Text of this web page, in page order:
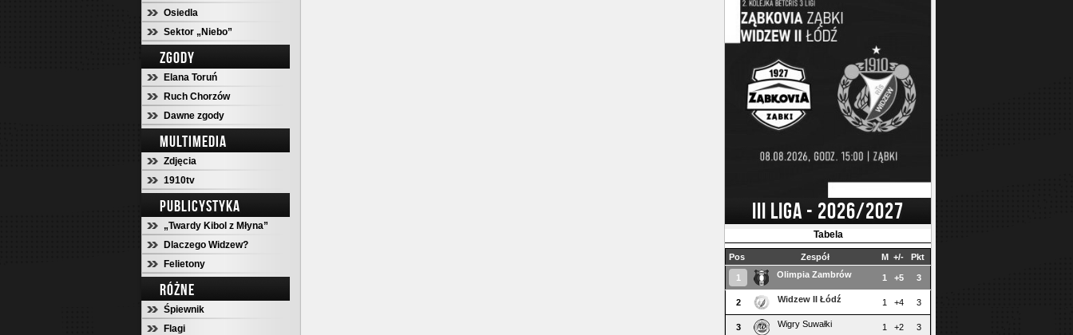
Osiedla
Sektor „Niebo”
ZGODY
Elana Toruń
Ruch Chorzów
Dawne zgody
MULTIMEDIA
Zdjęcia
1910tv
PUBLICYSTYKA
„Twardy Kibol z Młyna”
Dlaczego Widzew?
Felietony
RÓŻNE
Śpiewnik
Flagi
III LIGA - 2026/2027
Tabela
Pos Zespół M +/- Pkt
1 Olimpia Zambrów 1 +5 3
2 Widzew II Łódź 1 +4 3
3 Wigry Suwałki 1 +2 3